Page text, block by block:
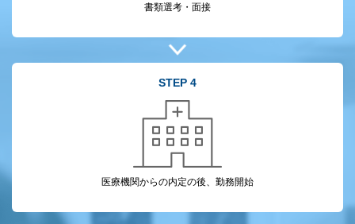
書類選考・面接
STEP 4
医療機関からの内定の後、勤務開始